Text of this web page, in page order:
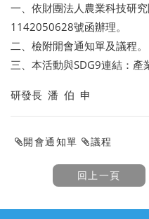
一、依財團法人農業科技研
1142050628號函辦理。
二、檢附開會通知單及議程。
三、本活動與SDG9連結：產
研發長 潘 伯 申
開會通知單 議程